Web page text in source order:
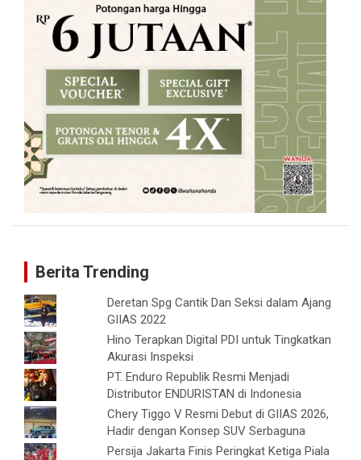
Berita Trending
Deretan Spg Cantik Dan Seksi dalam Ajang
GIIAS 2022
Hino Terapkan Digital PDI untuk Tingkatkan
Akurasi Inspeksi
PT. Enduro Republik Resmi Menjadi
Distributor ENDURISTAN di Indonesia
Chery Tiggo V Resmi Debut di GIIAS 2026,
Hadir dengan Konsep SUV Serbaguna
Persija Jakarta Finis Peringkat Ketiga Piala